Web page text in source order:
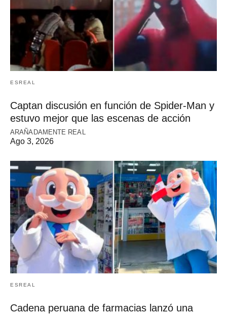
ESREAL
Captan discusión en función de Spider-Man y
estuvo mejor que las escenas de acción
ARAÑADAMENTE REAL
Ago 3, 2026
ESREAL
Cadena peruana de farmacias lanzó una